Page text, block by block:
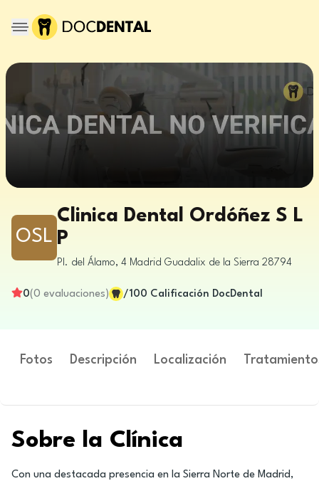
OSL
Clinica Dental Ordóñez S L
P
Pl. del Álamo, 4 Madrid Guadalix de la Sierra 28794
0(0 evaluaciones) /100 Calificación DocDental
Fotos Descripción Localización
Sobre la Clínica
Con una destacada presencia en la Sierra Norte de Madrid,